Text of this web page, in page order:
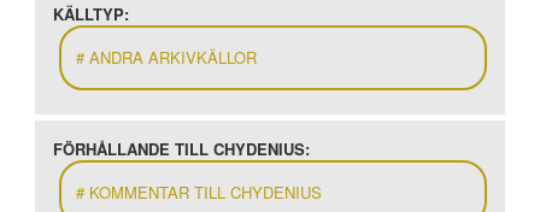
KÄLLTYP:
ANDRA ARKIVKÄLLOR
FÖRHÅLLANDE TILL CHYDENIUS:
KOMMENTAR TILL CHYDENIUS